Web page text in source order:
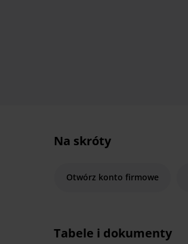
Na skróty
Otwórz konto firmowe
Tabele i dokumenty